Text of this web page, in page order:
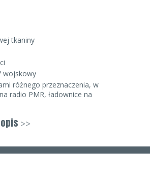
tkaniny
wojskowy
różnego przeznaczenia, w
radio PMR, ładownice na
przyczepienie naszywki
>>